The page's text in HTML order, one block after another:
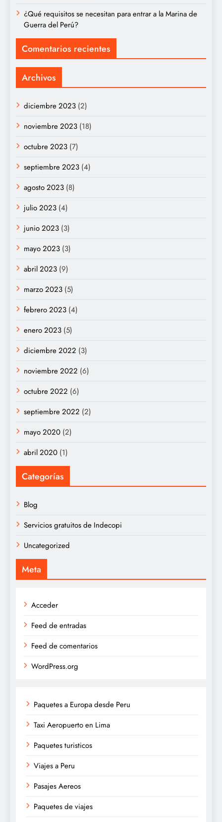
¿Qué requisitos se necesitan para entrar a la Marina de
Guerra del Perú?
Comentarios recientes
Archivos
diciembre 2023 (2)
noviembre 2023 (18)
octubre 2023 (7)
septiembre 2023 (4)
agosto 2023 (8)
julio 2023 (4)
junio 2023 (3)
mayo 2023 (3)
abril 2023 (9)
marzo 2023 (5)
febrero 2023 (4)
enero 2023 (5)
diciembre 2022 (3)
noviembre 2022 (6)
octubre 2022 (6)
septiembre 2022 (2)
mayo 2020 (2)
abril 2020 (1)
Categorías
Blog
Servicios gratuitos de Indecopi
Uncategorized
Meta
Acceder
Feed de entradas
Feed de comentarios
WordPress.org
Paquetes a Europa desde Peru
Taxi Aeropuerto en Lima
Paquetes turisticos
Viajes a Peru
Pasajes Aereos
Paquetes de viajes